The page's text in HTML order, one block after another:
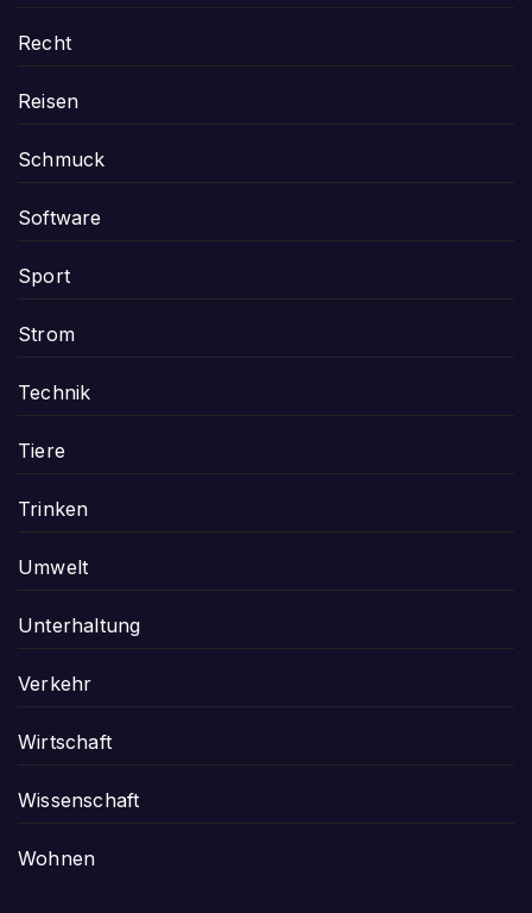
Recht
Reisen
Schmuck
Software
Sport
Strom
Technik
Tiere
Trinken
Umwelt
Unterhaltung
Verkehr
Wirtschaft
Wissenschaft
Wohnen